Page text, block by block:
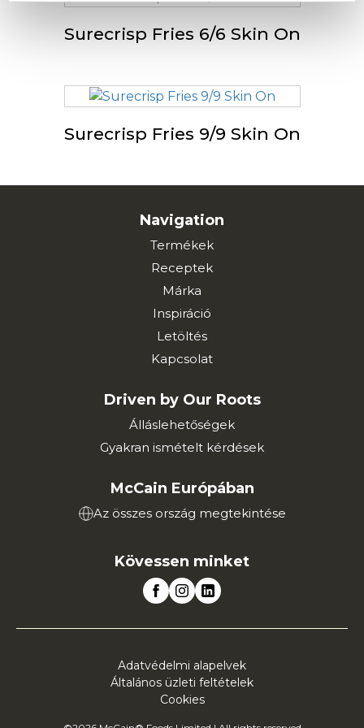
Surecrisp Fries 6/6 Skin On
Surecrisp Fries 9/9 Skin On
Navigation
Termékek
Receptek
Márka
Inspiráció
Letöltés
Kapcsolat
Driven by Our Roots
Álláslehetőségek
Gyakran ismételt kérdések
McCain Európában
Az összes ország megtekintése
Kövessen minket
Adatvédelmi alapelvek
Általános üzleti feltételek
Cookies